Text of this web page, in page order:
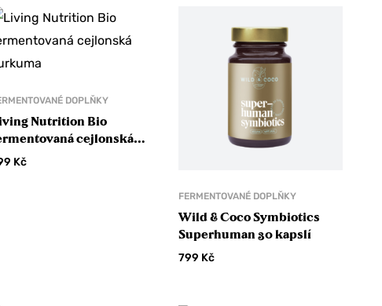
DOPLŇKY
Nutrition Bio
cejlonská
Kč
FERMENTOVANÉ DOPLŇKY
Wild & Coco Symbiotics
Superhuman 30 kapslí
799 Kč